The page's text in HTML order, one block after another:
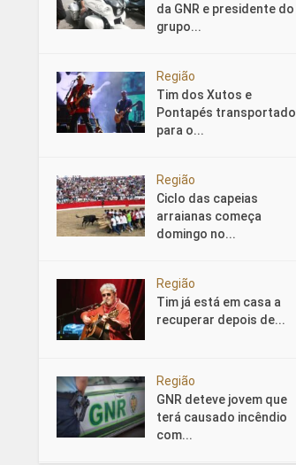
da GNR e presidente do
grupo...
Região
Tim dos Xutos e
Pontapés transportado
para o...
Região
Ciclo das capeias
arraianas começa
domingo no...
Região
Tim já está em casa a
recuperar depois de...
Região
GNR deteve jovem que
terá causado incêndio
com...